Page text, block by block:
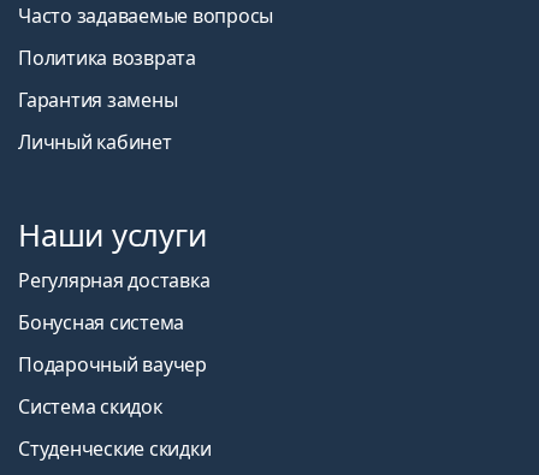
Часто задаваемые вопросы
Политика возврата
Гарантия замены
Личный кабинет
Наши услуги
Регулярная доставка
Бонусная система
Подарочный ваучер
Система скидок
Студенческие скидки